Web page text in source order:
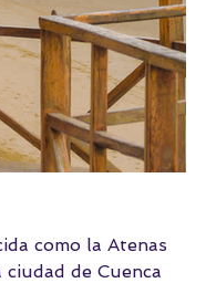
como la Atenas
de Cuenca